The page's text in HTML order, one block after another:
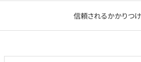
信頼されるかかりつ